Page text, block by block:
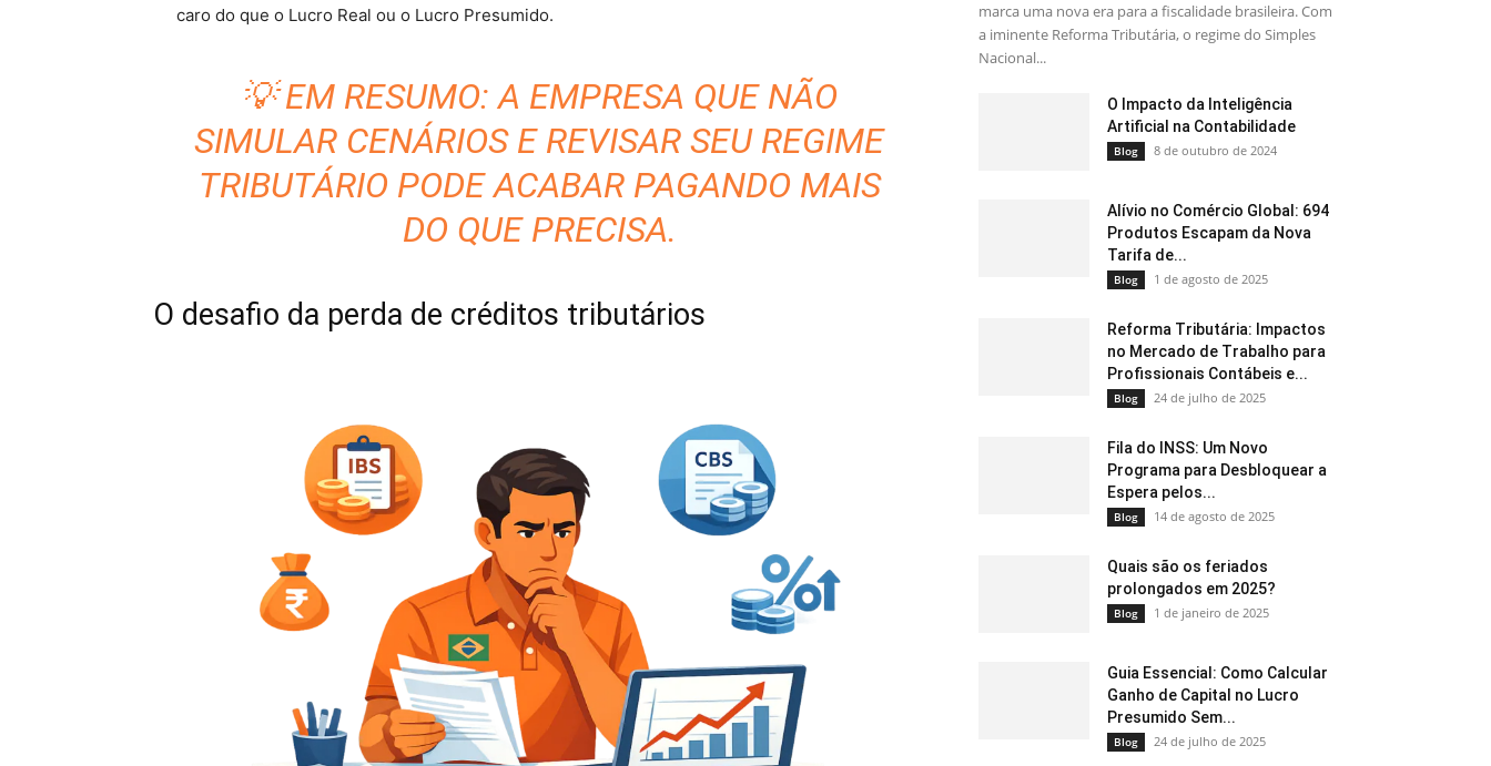
caro do que o Lucro Real ou o Lucro Presumido.
💡 EM RESUMO: A EMPRESA QUE NÃO
SIMULAR CENÁRIOS E REVISAR SEU REGIME
TRIBUTÁRIO PODE ACABAR PAGANDO MAIS
DO QUE PRECISA.
O desafio da perda de créditos tributários
marca uma nova era para a fiscalidade brasileira. Com
a iminente Reforma Tributária, o regime do Simples
Nacional...
O Impacto da Inteligência
Artificial na Contabilidade
Blog 8 de outubro de 2024
Alívio no Comércio Global: 694
Produtos Escapam da Nova
Tarifa de...
Blog 1 de agosto de 2025
Reforma Tributária: Impactos
no Mercado de Trabalho para
Profissionais Contábeis e...
Blog 24 de julho de 2025
Fila do INSS: Um Novo
Programa para Desbloquear a
Espera pelos...
Blog 14 de agosto de 2025
Quais são os feriados
prolongados em 2025?
Blog 1 de janeiro de 2025
Guia Essencial: Como Calcular
Ganho de Capital no Lucro
Presumido Sem...
Blog 24 de julho de 2025